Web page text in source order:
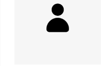
Ιωάννης
Ένας